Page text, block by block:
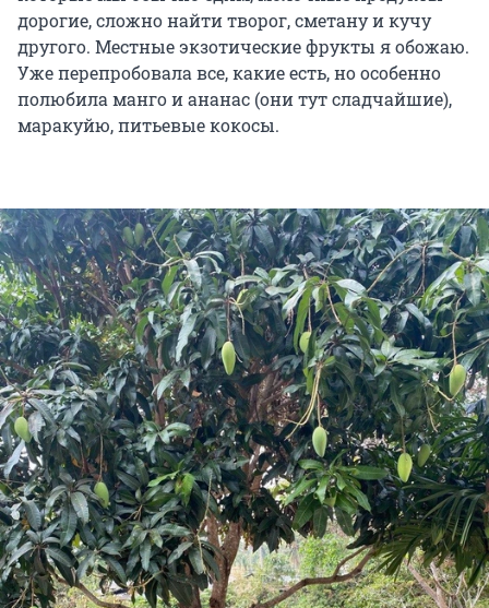
дорогие, сложно найти творог, сметану и кучу
другого. Местные экзотические фрукты я обожаю.
Уже перепробовала все, какие есть, но особенно
полюбила манго и ананас (они тут сладчайшие),
маракуйю, питьевые кокосы.